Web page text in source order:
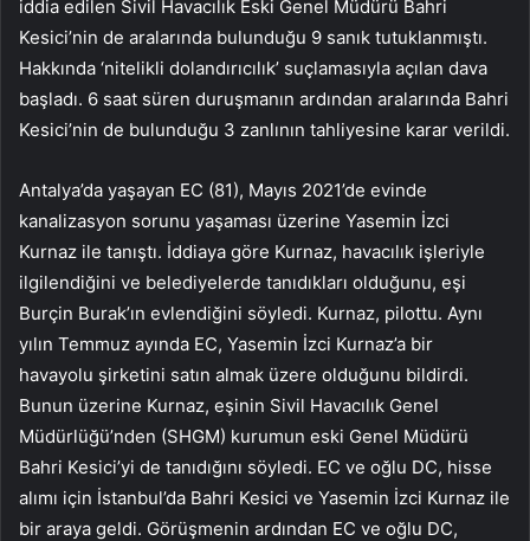
iddia edilen Sivil Havacılık Eski Genel Müdürü Bahri
Kesici’nin de aralarında bulunduğu 9 sanık tutuklanmıştı.
Hakkında ‘nitelikli dolandırıcılık’ suçlamasıyla açılan dava
başladı. 6 saat süren duruşmanın ardından aralarında Bahri
Kesici’nin de bulunduğu 3 zanlının tahliyesine karar verildi.
Antalya’da yaşayan EC (81), Mayıs 2021’de evinde
kanalizasyon sorunu yaşaması üzerine Yasemin İzci
Kurnaz ile tanıştı. İddiaya göre Kurnaz, havacılık işleriyle
ilgilendiğini ve belediyelerde tanıdıkları olduğunu, eşi
Burçin Burak’ın evlendiğini söyledi. Kurnaz, pilottu. Aynı
yılın Temmuz ayında EC, Yasemin İzci Kurnaz’a bir
havayolu şirketini satın almak üzere olduğunu bildirdi.
Bunun üzerine Kurnaz, eşinin Sivil Havacılık Genel
Müdürlüğü’nden (SHGM) kurumun eski Genel Müdürü
Bahri Kesici’yi de tanıdığını söyledi. EC ve oğlu DC, hisse
alımı için İstanbul’da Bahri Kesici ve Yasemin İzci Kurnaz ile
bir araya geldi. Görüşmenin ardından EC ve oğlu DC,